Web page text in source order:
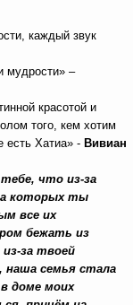
каждый звук
мудрости» –
красотой и
того, кем хотим
есть Хатиа» - Вивиан
что из-за
которых ты
все их
бежать из
за твоей
наша семья стала
доме моих